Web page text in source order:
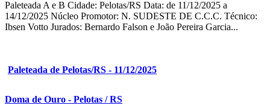
Paleteada A e B Cidade: Pelotas/RS Data: de 11/12/2025 a
14/12/2025 Núcleo Promotor: N. SUDESTE DE C.C.C. Técnico:
Ibsen Votto Jurados: Bernardo Falson e João Pereira Garcia...
Paleteada de Pelotas/RS - 11/12/2025
Doma de Ouro - Pelotas / RS